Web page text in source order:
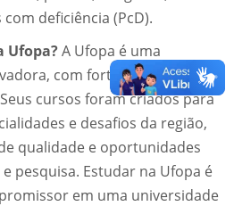
deficiência (PcD).
Ufopa?A Ufopa é uma
com forte inserção
cursos foram criados para
e desafios da região,
qualidade e oportunidades
pesquisa. Estudar na Ufopa é
em uma universidade